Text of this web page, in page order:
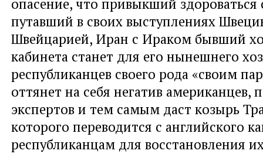
опасение, что привыкший здороваться
путавший в своих выступлениях
Швейцарией, Иран с Ираком бывший
кабинета станет для его нынешнего
республиканцев своего рода «своим
оттянет на себя негатив американцев,
экспертов и тем самым даст козырь
которого переводится с английского
республиканцам для восстановления